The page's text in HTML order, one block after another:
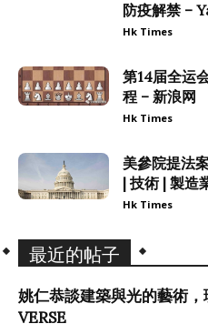
防疫解禁 –
Hk Times
第14届全运
程 – 新浪网
Hk Times
美參院提法
| 技術 | 製造
Hk Times
最近的帖子
姚仁恭談建築與光的藝術
VERSE